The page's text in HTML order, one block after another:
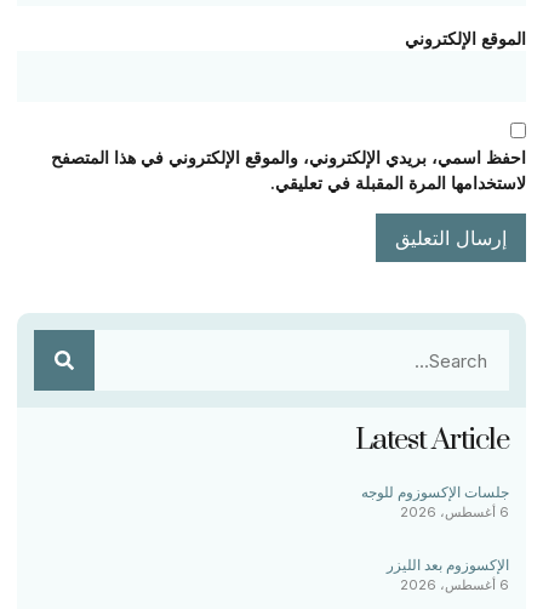
الموقع الإلكتروني
احفظ اسمي، بريدي الإلكتروني، والموقع الإلكتروني في هذا المتصفح
لاستخدامها المرة المقبلة في تعليقي.
Latest Article
جلسات الإكسوزوم للوجه
6 أغسطس، 2026
الإكسوزوم بعد الليزر
6 أغسطس، 2026